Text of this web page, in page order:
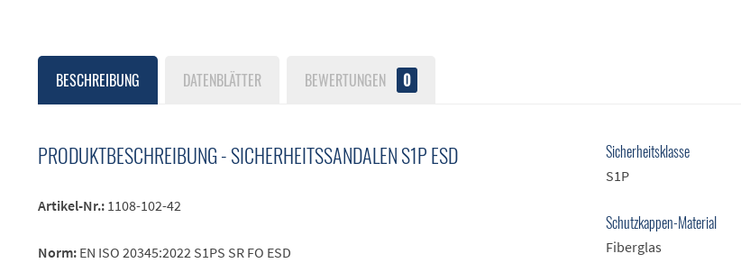
BESCHREIBUNG DATENBLÄTTER BEWERTUNGEN 0
PRODUKTBESCHREIBUNG - SICHERHEITSSANDALEN S1P ESD
Artikel-Nr.: 1108-102-42
Norm: EN ISO 20345:2022 S1PS SR FO ESD
Sicherheitsklasse
S1P
Schutzkappen-Material
Fiberglas